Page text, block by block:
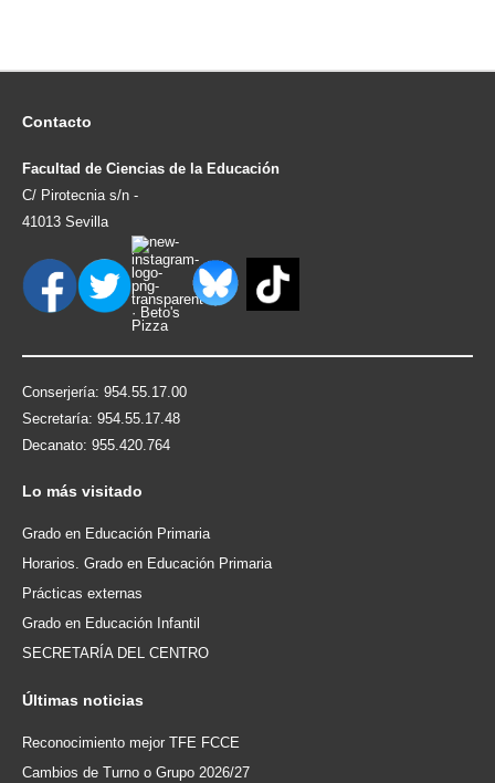
Contacto
Facultad de Ciencias de la Educación
C/ Pirotecnia s/n -
41013 Sevilla
Conserjería: 954.55.17.00
Secretaría: 954.55.17.48
Decanato: 955.420.764
Lo más visitado
Grado en Educación Primaria
Horarios. Grado en Educación Primaria
Prácticas externas
Grado en Educación Infantil
SECRETARÍA DEL CENTRO
Últimas noticias
Reconocimiento mejor TFE FCCE
Cambios de Turno o Grupo 2026/27